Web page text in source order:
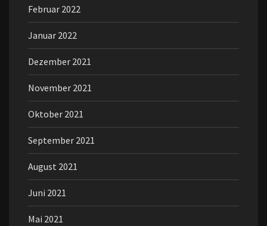
Februar 2022
Januar 2022
Dezember 2021
November 2021
Oktober 2021
September 2021
August 2021
Juni 2021
Mai 2021